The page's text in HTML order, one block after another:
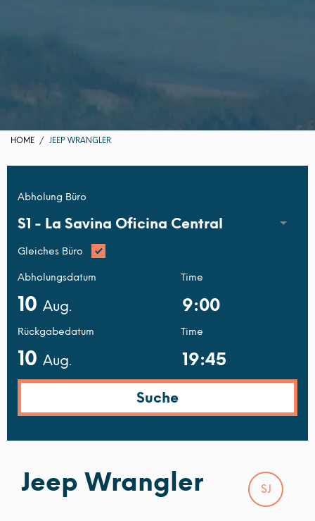
HOME JEEP WRANGLER
Abholung Büro
S1 - La Savina Oficina Central
Gleiches Büro
Abholungsdatum
10 Aug.
Time
Rückgabedatum
10 Aug.
Time
Jeep Wrangler SJ